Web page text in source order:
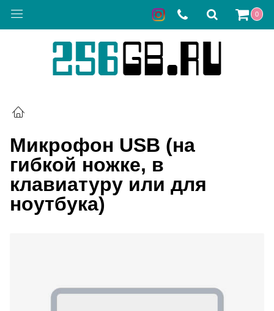
0
Микрофон USB (на
гибкой ножке, в
клавиатуру или для
ноутбука)